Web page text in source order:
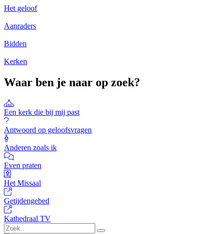
Het geloof
Aanraders
Bidden
Kerken
Waar ben je naar op zoek?
Een kerk die bij mij past
Antwoord op geloofsvragen
Anderen zoals ik
Even praten
Het Missaal
Getijdengebed
Kathedraal TV